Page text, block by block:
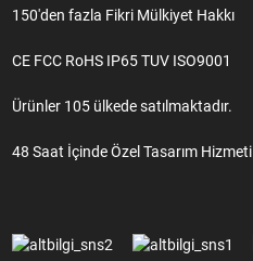
150'den fazla Fikri Mülkiyet Hakkı
CE FCC RoHS IP65 TUV ISO9001
Ürünler 105 ülkede satılmaktadır.
48 Saat İçinde Özel Tasarım Hizmeti